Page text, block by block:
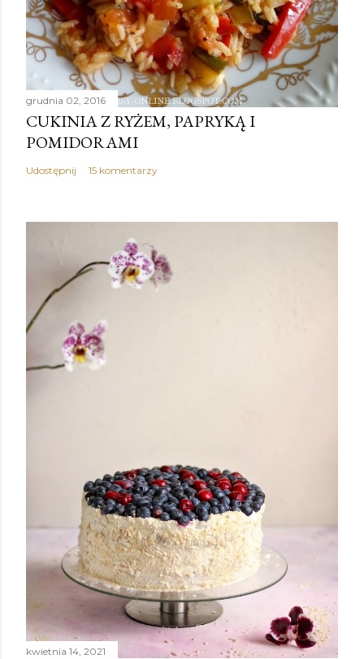
grudnia 02, 2016
CUKINIA Z RYŻEM, PAPRYKĄ I
POMIDORAMI
Udostępnij 15 komentarzy
kwietnia 14, 2021